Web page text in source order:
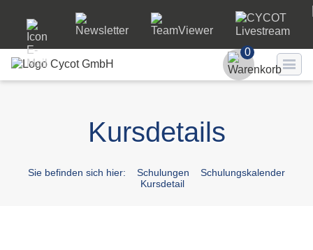
Passwort
Passwort
0
Kursdetails
Sie befinden sich hier: Schulungen
Schulungskalender
Kursdetail